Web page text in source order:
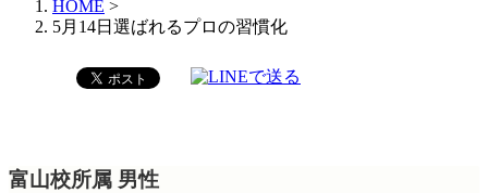
HOME >
5月14日選ばれるプロの習慣化
富山校所属 男性